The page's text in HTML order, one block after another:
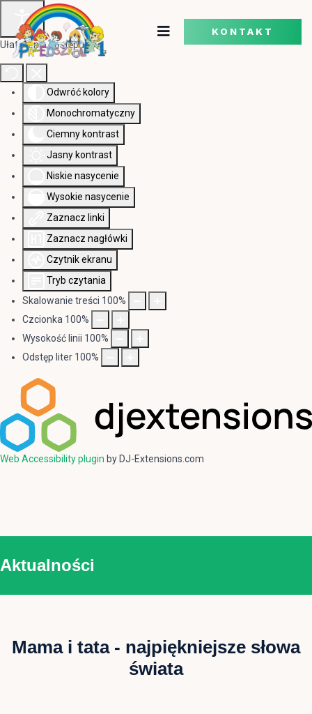
Ułatwienia dostępu
Odwróć kolory
Monochromatyczny
Ciemny kontrast
Jasny kontrast
Niskie nasycenie
Wysokie nasycenie
Zaznacz linki
Zaznacz nagłówki
Czytnik ekranu
Tryb czytania
Skalowanie treści 100%
Czcionka 100%
Wysokość linii 100%
Odstęp liter 100%
Web Accessibility plugin by DJ-Extensions.com
KONTAKT
Aktualności
Mama i tata - najpiękniejsze słowa
świata